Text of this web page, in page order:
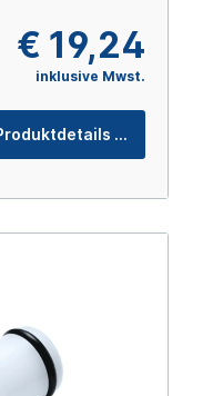
€ 19,24
inklusive Mwst.
Produktdetails